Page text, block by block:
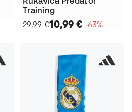
Training
29,99 €10,99 €−63%